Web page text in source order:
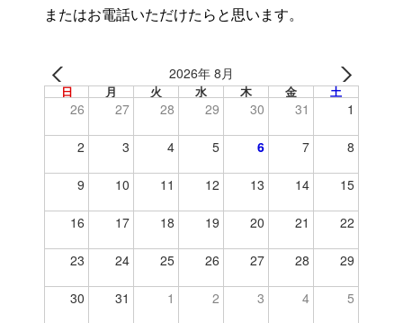
またはお電話いただけたらと思います。
2026年 8月
日 月 火 水 木 金 土
26 27 28 29 30 31 1
2 3 4 5 6 7 8
9 10 11 12 13 14 15
16 17 18 19 20 21 22
23 24 25 26 27 28 29
30 31 1 2 3 4 5